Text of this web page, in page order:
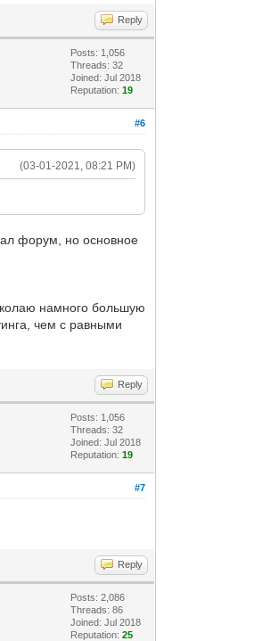
Reply
Posts: 1,056
Threads: 32
Joined: Jul 2018
Reputation:19
#6
(03-01-2021, 08:21 PM)
форум, но основное
намного большую
чем с равными
Reply
Posts: 1,056
Threads: 32
Joined: Jul 2018
Reputation:19
#7
Reply
Posts: 2,086
Threads: 86
Joined: Jul 2018
Reputation:25